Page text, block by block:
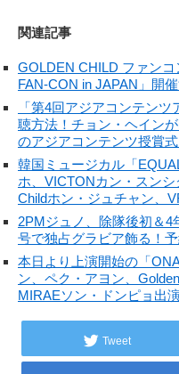
関連記事
GOLDEN CHILD ファン
FAN-CON in JAPAN」開
「第4回アジアコンテン
聴方法！チョン・ヘイン
のアジアコンテンツ授賞
韓国ミュージカル「
ホ、VICTONカン・スン
Childホン・ジュチャン、
2PMジュノ、除隊後初＆4
号で独占グラビア飾る！
本日より上演開始の「
ン、ペク・アヨン、
MIRAEソン・ドンピョ出
Tweet